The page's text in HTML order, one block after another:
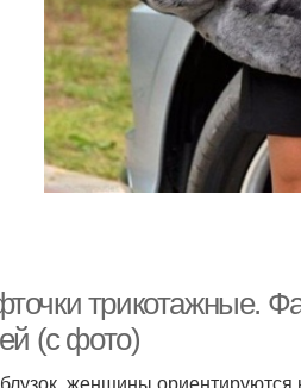
трикотажные.
(с фото)